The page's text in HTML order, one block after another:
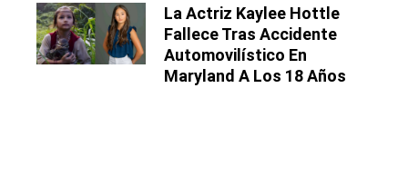
La Actriz Kaylee Hottle
Fallece Tras Accidente
Automovilístico En
Maryland A Los 18 Años